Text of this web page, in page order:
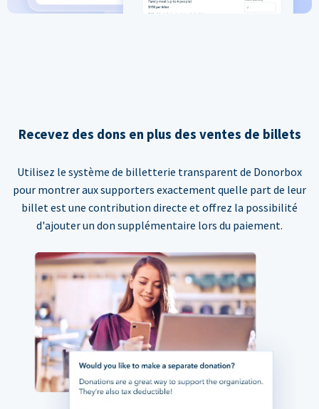
Recevez des dons en plus des ventes de billets
Utilisez le système de billetterie transparent de Donorbox
pour montrer aux supporters exactement quelle part de leur
billet est une contribution directe et offrez la possibilité
d'ajouter un don supplémentaire lors du paiement.